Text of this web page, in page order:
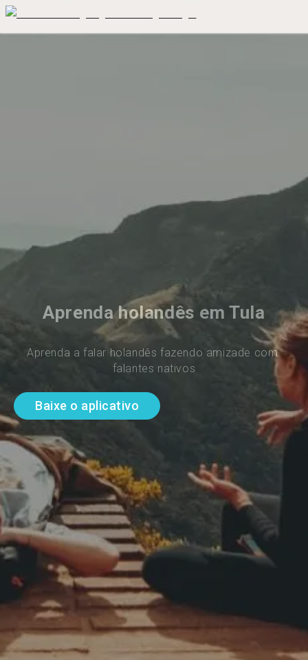
Aprenda holandês em Tula
Aprenda a falar holandês fazendo amizade com
falantes nativos
Baixe o aplicativo